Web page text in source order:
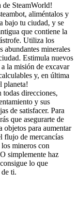
de SteamWorld!
aliméntalos y
bajo tu ciudad, y se
que contiene la
Utiliza los
abundantes minerales
Estimula nuevos
la misión de excavar
y, en última
planeta!
todas direcciones,
y sus
de satisfacer. Para
que asegurarte de
objetos para aumentar
flujo de mercancías
mineros con
simplemente haz
lo que
de ti.